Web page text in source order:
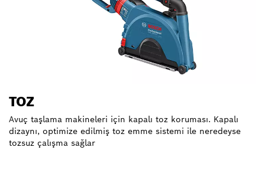
TOZ
Avuç taşlama makineleri için kapalı toz koruması. Kapalı
dizaynı, optimize edilmiş toz emme sistemi ile neredeyse
tozsuz çalışma sağlar